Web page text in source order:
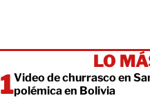
LO
Video de churrasco en
polémica en Bolivia